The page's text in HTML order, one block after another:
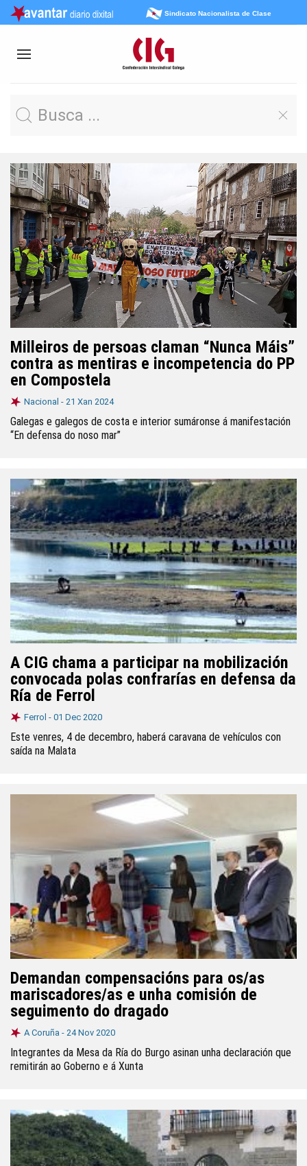
Sindicato Nacionalista de Clase
Milleiros de persoas claman “Nunca Máis”
contra as mentiras e incompetencia do PP
en Compostela
Nacional - 21 Xan 2024
Galegas e galegos de costa e interior sumáronse á manifestación
“En defensa do noso mar”
A CIG chama a participar na mobilización
convocada polas confrarías en defensa da
Ría de Ferrol
Ferrol - 01 Dec 2020
Este venres, 4 de decembro, haberá caravana de vehículos con
saída na Malata
Demandan compensacións para os/as
mariscadores/as e unha comisión de
seguimento do dragado
A Coruña - 24 Nov 2020
Integrantes da Mesa da Ría do Burgo asinan unha declaración que
remitirán ao Goberno e á Xunta